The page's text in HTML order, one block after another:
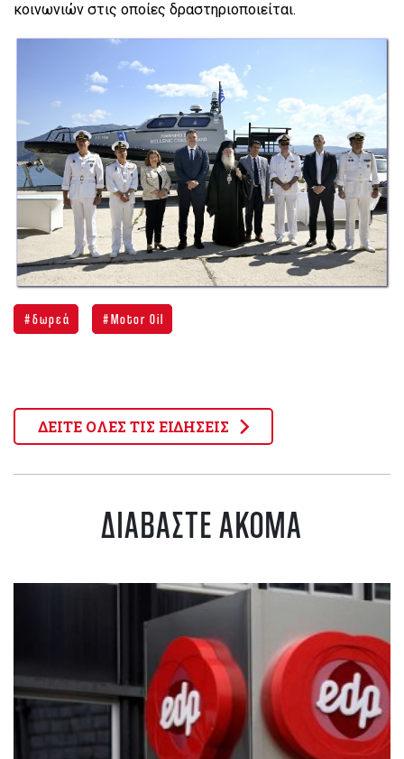
κοινωνιών στις οποίες δραστηριοποιείται.
δωρεά Motor Oil
ΔΕΙΤΕ ΟΛΕΣ ΤΙΣ ΕΙΔΗΣΕΙΣ
ΔΙΑΒΑΣΤΕ ΑΚΟΜΑ